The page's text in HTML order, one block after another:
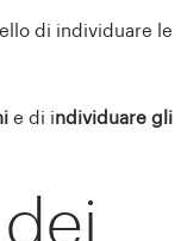
di individuare le
e di individuare gli